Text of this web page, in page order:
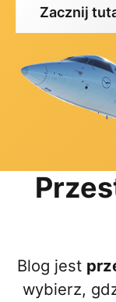
Zacznij
Blog jest
wybierz,